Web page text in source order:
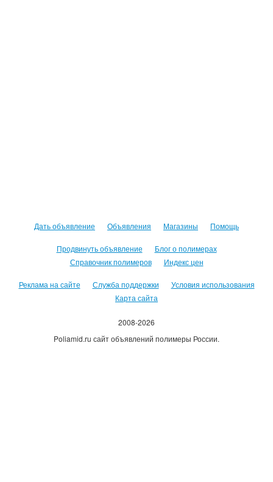
Дать объявление Объявления Магазины Помощь
Продвинуть объявление
Блог о полимерах
Справочник полимеров
Индекс цен
Реклама на сайте Служба поддержки
Условия использования
Карта сайта
2008-2026
Poliamid.ru сайт объявлений полимеры России.